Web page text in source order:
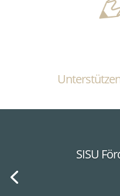
SISU